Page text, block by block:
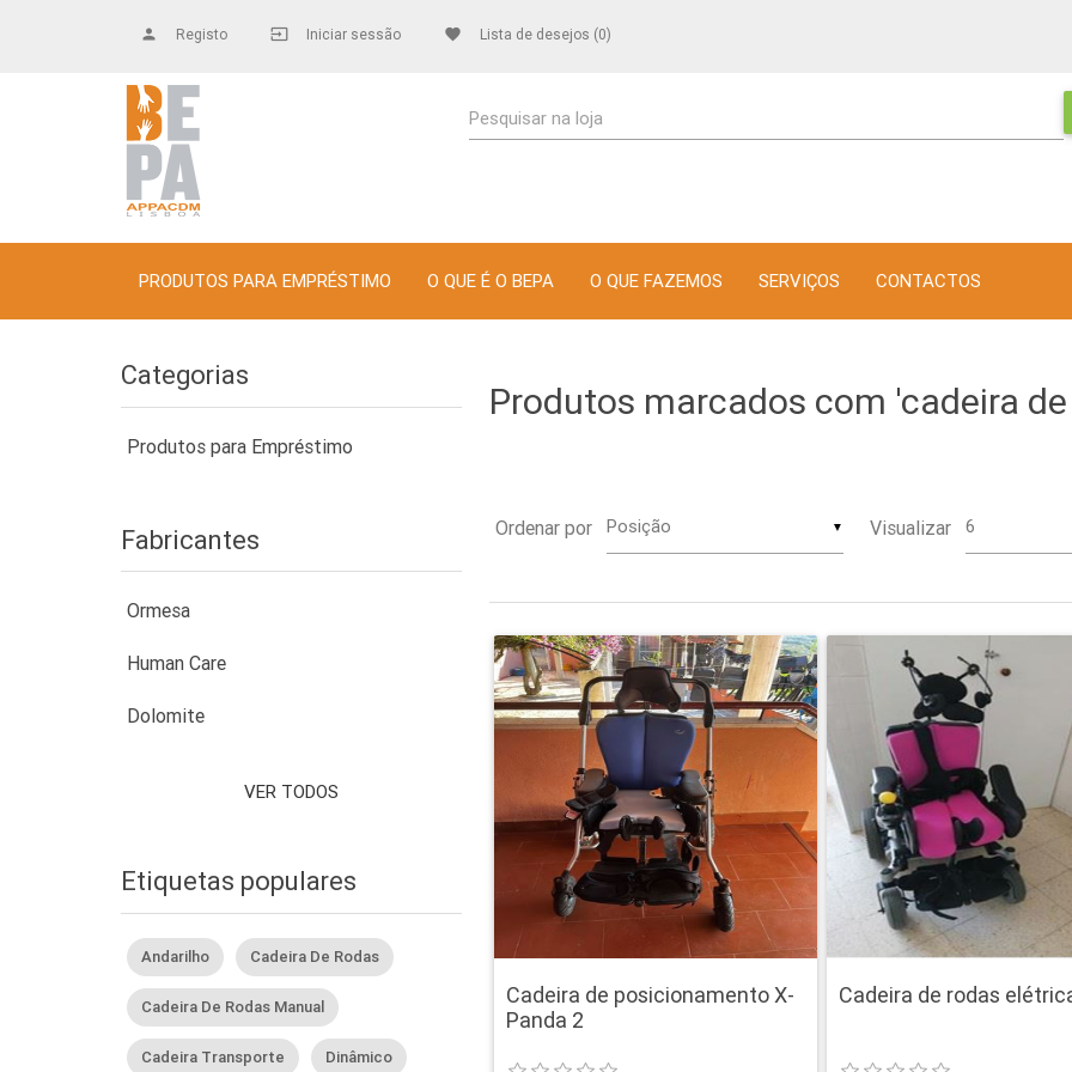
Registo
person Iniciar sessão
input favorite Lista de desejos (0)
Pesquisar na loja
PRODUTOS PARA EMPRÉSTIMO O QUE É O BEPA O QUE FAZEMOS SERVIÇOS CONTACTOS
Categorias
Produtos para Empréstimo
Fabricantes
Ormesa
Human Care
Dolomite
VER TODOS
Etiquetas populares
Andarilho Cadeira De Rodas
Cadeira De Rodas Manual
Cadeira Transporte Dinâmico
Produtos marcados com 'cadeira
Ordenar por ▼ Visualizar
Cadeira de posicionamento X-
Panda 2
Cadeira de rodas